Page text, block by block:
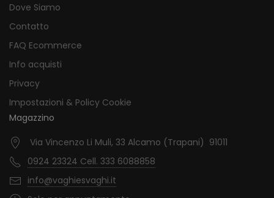
Dove Siamo
Contatto
FAQ Ecommerce
Info acquisti
Privacy
Impostazioni & Policy Cookie
Magazzino
Via Vincenzo Li Muli, 33 Alcamo (Trapani) 91011
0924 23324 Cell. 333 6088858
info@vaghiesvaghi.it